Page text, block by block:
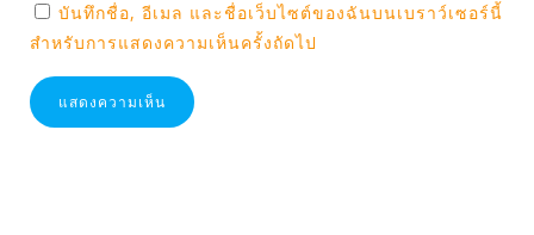
บันทึกชื่อ, อีเมล และชื่อเว็บไซต์ของฉันบนเบราว์เซอร์นี้
สำหรับการแสดงความเห็นครั้งถัดไป